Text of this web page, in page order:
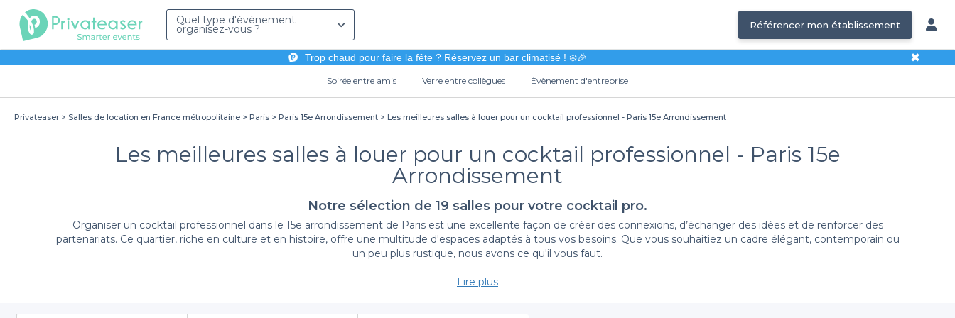
Quel type d'évènement
organisez-vous ? Référencer mon établissement
Trop chaud pour faire la fête ? Réservez un bar climatisé! ❄️🎉 ✖
Soirée entre amis Verre entre collègues Évènement d'entreprise
Privateaser Salles de location en France métropolitaine Paris Paris 15e Arrondissement Les meilleures salles à louer pour un cocktail professionnel - Paris 15e Arrondissement
Les meilleures salles à louer pour un cocktail professionnel - Paris 15e
Arrondissement
Notre sélection de 19 salles pour votre cocktail pro.
Organiser un cocktail professionnel dans le 15e arrondissement de Paris est une excellente façon de créer des connexions, d’échanger des idées et de renforcer des
partenariats. Ce quartier, riche en culture et en histoire, offre une multitude d'espaces adaptés à tous vos besoins. Que vous souhaitiez un cadre élégant, contemporain ou
un peu plus rustique, nous avons ce qu'il vous faut.
Avec Privateaser, la planification de votre événement devient un jeu d'enfant. Nous référençons
Lire plus